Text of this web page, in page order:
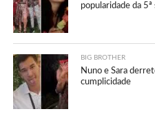
popularidade da
BIG BROTHER
Nuno e Sara
cumplicidade